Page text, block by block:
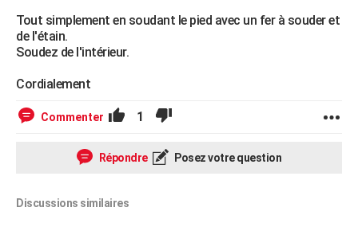
S'inscrire
Se connecter
Lycées
Collèges
Primaires
Universités
Entreprises
Service militaire
Avis de recherche
AVIS DE DÉCÈS
FORUM
Bricolage
Lifestyle
Culture
Sport
Auto
Television
Voyage
Cinema
Tout simplement en soudant le pied avec un fer à souder et
de l'étain.
Soudez de l'intérieur.
Cordialement
Commenter 1
Répondre Posez votre question
Discussions similaires